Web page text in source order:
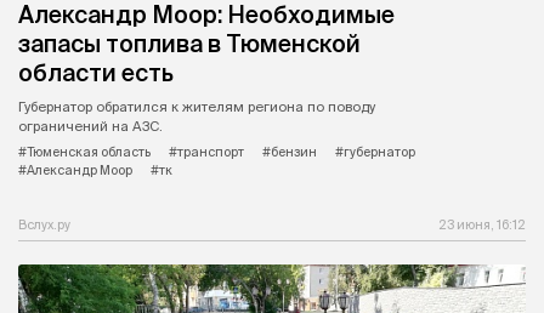
Александр Моор: Необходимые
запасы топлива в Тюменской
области есть
Губернатор обратился к жителям региона по поводу
ограничений на АЗС.
#Тюменская область
#транспорт #бензин
#губернатор
#Александр Моор
#тк
Вслух.ру 23 июня, 16:12